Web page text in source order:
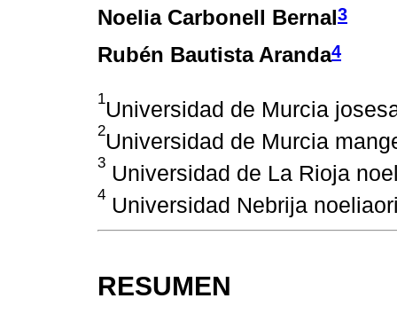
Noelia Carbonell Bernal3
Rubén Bautista Aranda4
1Universidad de Murcia
2Universidad de Murcia
3 Universidad de La Rioja
4 Universidad Nebrija
RESUMEN